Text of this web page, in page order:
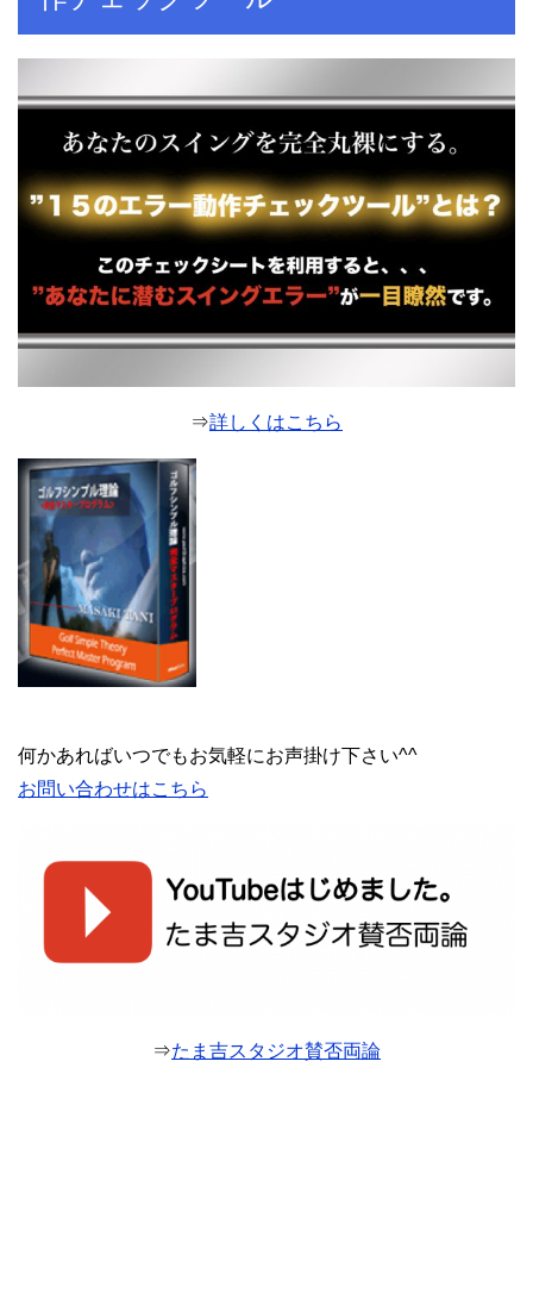
⇒詳しくはこちら
何かあればいつでもお気軽にお声掛け下さい^^
お問い合わせはこちら
⇒たま吉スタジオ賛否両論